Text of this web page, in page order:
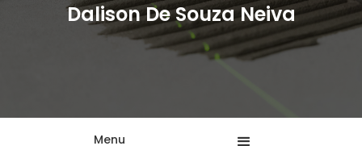
Dalison De Souza Neiva
Menu